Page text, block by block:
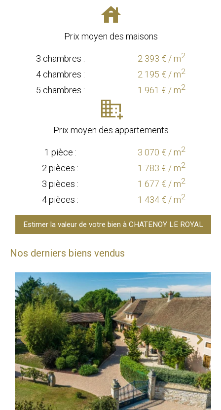
Prix moyen des maisons
3 chambres : 2 393 € / m2
4 chambres : 2 195 € / m2
5 chambres : 1 961 € / m2
Prix moyen des appartements
1 pièce : 3 070 € / m2
2 pièces : 1 783 € / m2
3 pièces : 1 677 € / m2
4 pièces : 1 434 € / m2
Estimer la valeur de votre bien à CHATENOY LE ROYAL
Nos derniers biens vendus